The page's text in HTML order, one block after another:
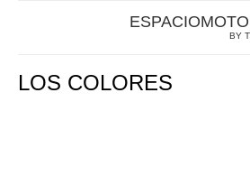
BY
LOS COLORES